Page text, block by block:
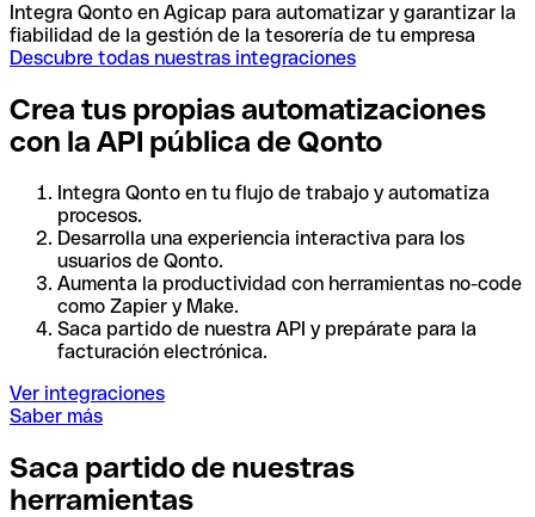
Integra Qonto en Agicap para automatizar y garantizar la
fiabilidad de la gestión de la tesorería de tu empresa
Descubre todas nuestras integraciones
Crea tus propias automatizaciones
con la API pública de Qonto
Integra Qonto en tu flujo de trabajo y automatiza
procesos.
Desarrolla una experiencia interactiva para los
usuarios de Qonto.
Aumenta la productividad con herramientas no-code
como Zapier y Make.
Saca partido de nuestra API y prepárate para la
facturación electrónica.
Ver integraciones
Saber más
Saca partido de nuestras
herramientas